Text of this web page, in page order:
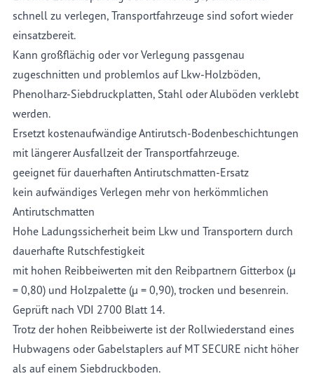
schnell zu verlegen, Transportfahrzeuge sind sofort wieder
einsatzbereit.
Kann großflächig oder vor Verlegung passgenau
zugeschnitten und problemlos auf Lkw-Holzböden,
Phenolharz-Siebdruckplatten, Stahl oder Aluböden verklebt
werden.
Ersetzt kostenaufwändige Antirutsch-Bodenbeschichtungen
mit längerer Ausfallzeit der Transportfahrzeuge.
geeignet für dauerhaften Antirutschmatten-Ersatz
kein aufwändiges Verlegen mehr von herkömmlichen
Antirutschmatten
Hohe Ladungssicherheit beim Lkw und Transportern durch
dauerhafte Rutschfestigkeit
mit hohen Reibbeiwerten mit den Reibpartnern Gitterbox (µ
= 0,80) und Holzpalette (µ = 0,90), trocken und besenrein.
Geprüft nach VDI 2700 Blatt 14.
Trotz der hohen Reibbeiwerte ist der Rollwiederstand eines
Hubwagens oder Gabelstaplers auf MT SECURE nicht höher
als auf einem Siebdruckboden.